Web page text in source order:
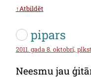
↑Atbildēt
pipars
2011. gada 8. oktobrī,
Neesmu jau